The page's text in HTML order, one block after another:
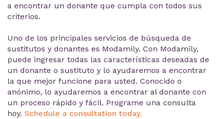
a encontrar un donante que cumpla con todos sus
criterios.
Uno de los principales servicios de búsqueda de
sustitutos y donantes es Modamily. Con Modamily,
puede ingresar todas las características deseadas de
un donante o sustituto y lo ayudaremos a encontrar
la que mejor funcione para usted. Conocido o
anónimo, lo ayudaremos a encontrar al donante con
un proceso rápido y fácil. Programe una consulta
hoy. Schedule a consultation today.